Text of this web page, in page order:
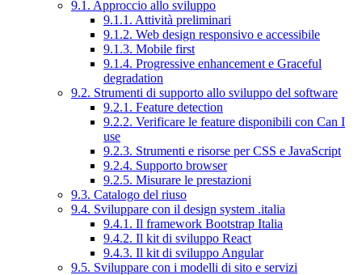
9.1. Approccio allo sviluppo
9.1.1. Attività preliminari
9.1.2. Web design responsivo e accessibile
9.1.3. Mobile first
9.1.4. Progressive enhancement e Graceful
degradation
9.2. Strumenti di supporto allo sviluppo del software
9.2.1. Feature detection
9.2.2. Verificare le feature disponibili con Can I
use
9.2.3. Strumenti e risorse per CSS e JavaScript
9.2.4. Supporto browser
9.2.5. Misurare le prestazioni
9.3. Catalogo del riuso
9.4. Sviluppare con il design system .italia
9.4.1. Il framework Bootstrap Italia
9.4.2. Il kit di sviluppo React
9.4.3. Il kit di sviluppo Angular
9.5. Sviluppare con i modelli di sito e servizi